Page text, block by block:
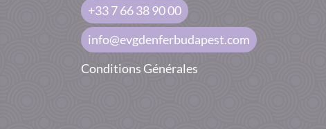
+33 7 66 38 90 00
info@evgdenferbudapest.com
Conditions Générales